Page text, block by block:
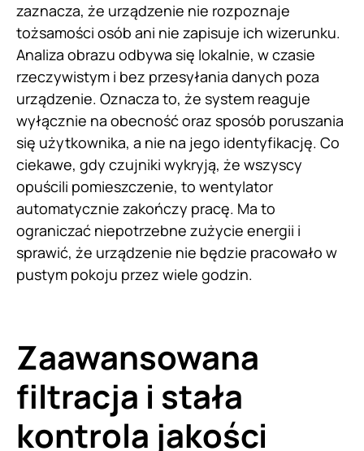
zaznacza, że urządzenie nie rozpoznaje
tożsamości osób ani nie zapisuje ich wizerunku.
Analiza obrazu odbywa się lokalnie, w czasie
rzeczywistym i bez przesyłania danych poza
urządzenie. Oznacza to, że system reaguje
wyłącznie na obecność oraz sposób poruszania
się użytkownika, a nie na jego identyfikację. Co
ciekawe, gdy czujniki wykryją, że wszyscy
opuścili pomieszczenie, to wentylator
automatycznie zakończy pracę. Ma to
ograniczać niepotrzebne zużycie energii i
sprawić, że urządzenie nie będzie pracowało w
pustym pokoju przez wiele godzin.
Zaawansowana
filtracja i stała
kontrola jakości